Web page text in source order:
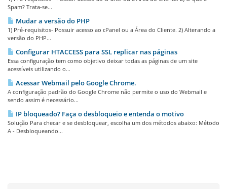
Spam? Trata-se...
Mudar a versão do PHP
1) Pré-requisitos- Possuir acesso ao cPanel ou a Área do Cliente. 2) Alterando a
versão do PHP...
Configurar HTACCESS para SSL replicar nas páginas
Essa configuração tem como objetivo deixar todas as páginas de um site
acessíveis utilizando o...
Acessar Webmail pelo Google Chrome.
A configuração padrão do Google Chrome não permite o uso do Webmail e
sendo assim é necessário...
IP bloqueado? Faça o desbloqueio e entenda o motivo
Solução Para checar e se desbloquear, escolha um dos métodos abaixo: Método
A - Desbloqueando...